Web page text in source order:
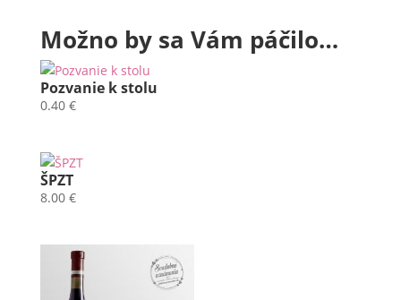
Možno by sa Vám páčilo…
Pozvanie k stolu
0.40 €
ŠPZT
8.00 €